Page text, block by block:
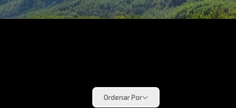
Ordenar Por